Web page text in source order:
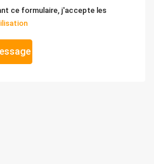
ce formulaire, j'accepte les